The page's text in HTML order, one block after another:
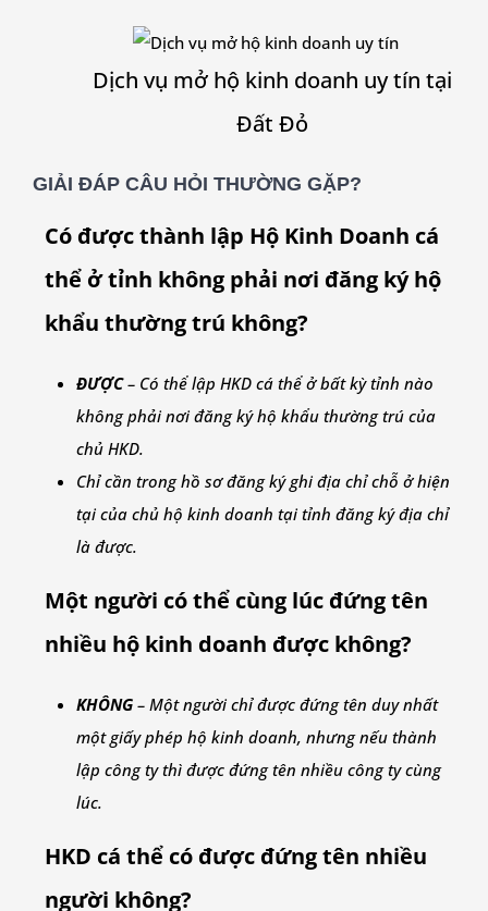
Dịch vụ mở hộ kinh doanh uy tín tại
Đất Đỏ
GIẢI ĐÁP CÂU HỎI THƯỜNG GẶP?
Có được thành lập Hộ Kinh Doanh cá
thể ở tỉnh không phải nơi đăng ký hộ
khẩu thường trú không?
ĐƯỢC– Có thể lập HKD cá thể ở bất kỳ tỉnh nào
không phải nơi đăng ký hộ khẩu thường trú của
chủ HKD.
Chỉ cần trong hồ sơ đăng ký ghi địa chỉ chỗ ở hiện
tại của chủ hộ kinh doanh tại tỉnh đăng ký địa chỉ
là được.
Một người có thể cùng lúc đứng tên
nhiều hộ kinh doanh được không?
KHÔNG – Một người chỉ được đứng tên duy nhất
một giấy phép hộ kinh doanh, nhưng nếu thành
lập công ty thì được đứng tên nhiều công ty cùng
lúc.
HKD cá thể có được đứng tên nhiều
người không?